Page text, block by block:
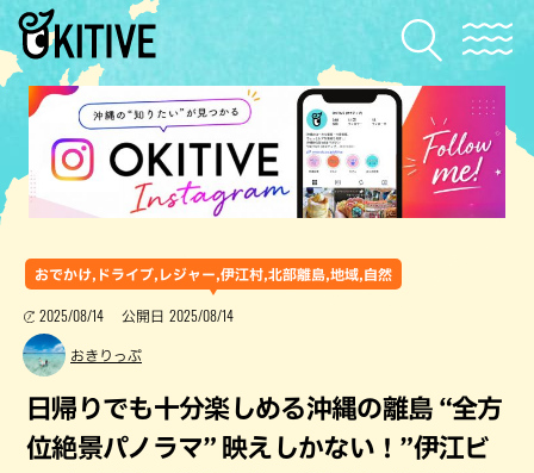
おでかけ,ドライブ,レジャー,伊江村,北部離島,地域,自然
2025/08/14 公開日 2025/08/14
おきりっぷ
日帰りでも十分楽しめる沖縄の離島 “全方
位絶景パノラマ” 映えしかない！”伊江ビ